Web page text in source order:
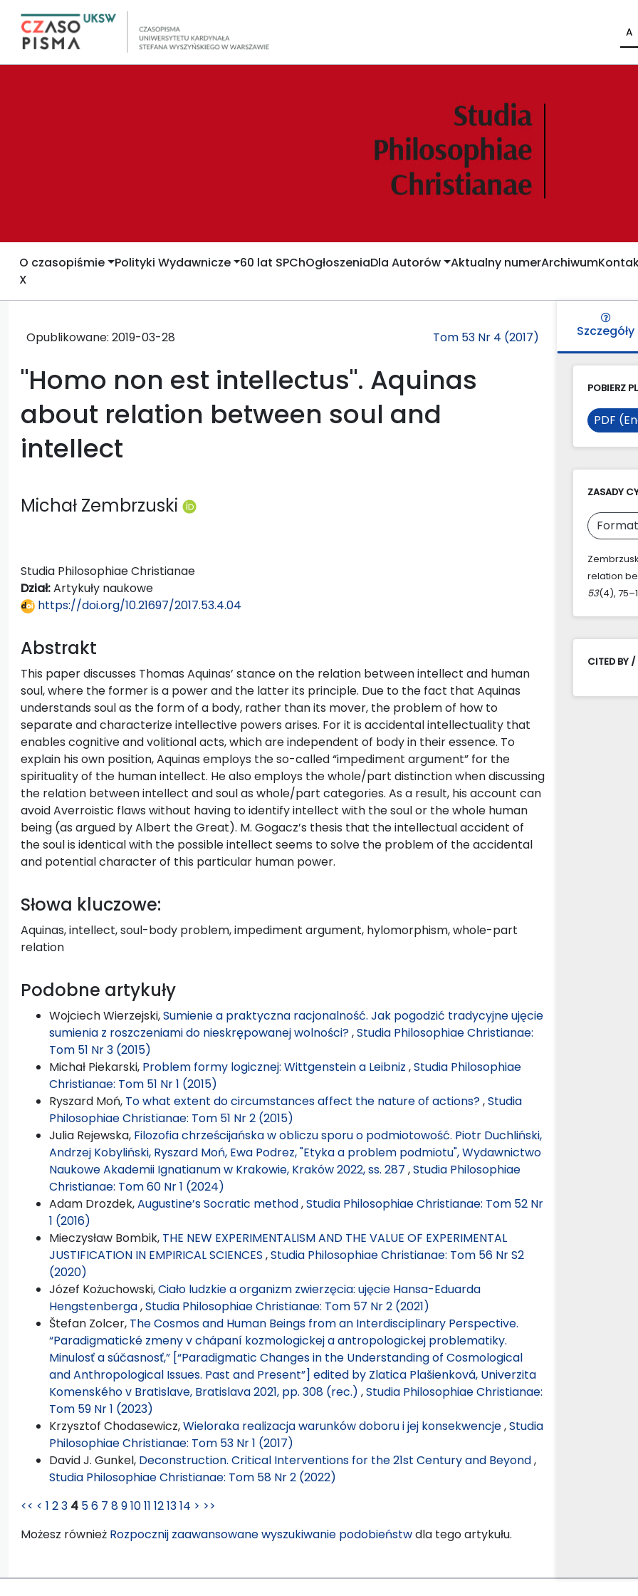
A
O czasopiśmie Polityki Wydawnicze 60 lat SPChOgłoszeniaDla Autorów Aktualny numerArchiwum
X
Opublikowane: 2019-03-28 Tom 53 Nr 4 (2017)
"Homo non est intellectus". Aquinas
about relation between soul and
intellect
Michał Zembrzuski
Studia Philosophiae Christianae
Dział:Artykuły naukowe
https://doi.org/10.21697/2017.53.4.04
Abstrakt
This paper discusses Thomas Aquinas’ stance on the relation between intellect and human
soul, where the former is a power and the latter its principle. Due to the fact that Aquinas
understands soul as the form of a body, rather than its mover, the problem of how to
separate and characterize intellective powers arises. For it is accidental intellectuality that
enables cognitive and volitional acts, which are independent of body in their essence. To
explain his own position, Aquinas employs the so-called “impediment argument” for the
spirituality of the human intellect. He also employs the whole/part distinction when discussing
the relation between intellect and soul as whole/part categories. As a result, his account can
avoid Averroistic flaws without having to identify intellect with the soul or the whole human
being (as argued by Albert the Great). M. Gogacz’s thesis that the intellectual accident of
the soul is identical with the possible intellect seems to solve the problem of the accidental
and potential character of this particular human power.
Słowa kluczowe:
Aquinas, intellect, soul-body problem, impediment argument, hylomorphism, whole-part
relation
Podobne artykuły
Wojciech Wierzejski,Sumienie a praktyczna racjonalność. Jak pogodzić tradycyjne ujęcie
sumienia z roszczeniami do nieskrępowanej wolności?,Studia Philosophiae Christianae:
Tom 51 Nr 3 (2015)
Michał Piekarski, Problem formy logicznej: Wittgenstein a Leibniz ,Studia Philosophiae
Christianae: Tom 51 Nr 1 (2015)
Ryszard Moń, To what extent do circumstances affect the nature of actions?,Studia
Philosophiae Christianae: Tom 51 Nr 2 (2015)
Julia Rejewska, Filozofia chrześcijańska w obliczu sporu o podmiotowość. Piotr Duchliński,
Andrzej Kobyliński, Ryszard Moń, Ewa Podrez, "Etyka a problem podmiotu", Wydawnictwo
Naukowe Akademii Ignatianum w Krakowie, Kraków 2022, ss. 287 ,Studia Philosophiae
Christianae: Tom 60 Nr 1 (2024)
Adam Drozdek,Augustine’s Socratic method,Studia Philosophiae Christianae: Tom 52 Nr
1 (2016)
Mieczysław Bombik, THE NEW EXPERIMENTALISM AND THE VALUE OF EXPERIMENTAL
JUSTIFICATION IN EMPIRICAL SCIENCES ,Studia Philosophiae Christianae: Tom 56 Nr S2
(2020)
Józef Kożuchowski,Ciało ludzkie a organizm zwierzęcia: ujęcie Hansa-Eduarda
Hengstenberga,Studia Philosophiae Christianae: Tom 57 Nr 2 (2021)
Štefan Zolcer, The Cosmos and Human Beings from an Interdisciplinary Perspective.
“Paradigmatické zmeny v chápaní kozmologickej a antropologickej problematiky.
Minulosť a súčasnosť,” [“Paradigmatic Changes in the Understanding of Cosmological
and Anthropological Issues. Past and Present”] edited by Zlatica Plašienková, Univerzita
Komenského v Bratislave, Bratislava 2021, pp. 308 (rec.) ,Studia Philosophiae Christianae:
Tom 59 Nr 1 (2023)
Krzysztof Chodasewicz,Wieloraka realizacja warunków doboru i jej konsekwencje,Studia
Philosophiae Christianae: Tom 53 Nr 1 (2017)
David J. Gunkel, Deconstruction. Critical Interventions for the 21st Century and Beyond,
Studia Philosophiae Christianae: Tom 58 Nr 2 (2022)
<< < 1 23 4 56 7 891011 121314 > >>
Możesz również Rozpocznij zaawansowane wyszukiwanie podobieństwdla tego artykułu.
Szczegóły
POBIERZ
PDF
ZASADY
relation
53(4),
CITED BY /